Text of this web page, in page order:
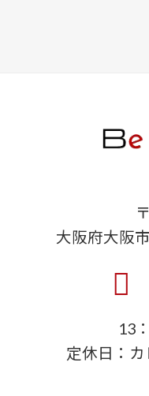
大阪府大阪
13
定休日：